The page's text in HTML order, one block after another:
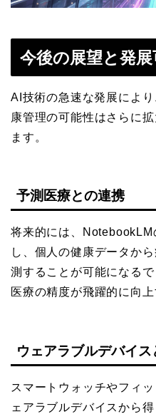
今後の展望と発
AI技術の急速な発展によ
康管理の可能性はさらに
ます。
予測医療との連携
将来的には、
し、個人の健康データか
測することが可能になる
医療の精度が飛躍的に向
ウェアラブルデバイス
スマートウォッチやフィ
ェアラブルデバイスから